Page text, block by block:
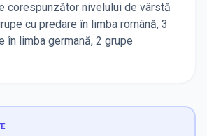
corespunzător nivelului de vârstă
cu predare în limba română, 3
în limba germană, 2 grupe